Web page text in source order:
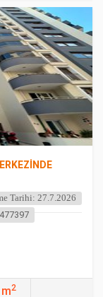
Tarihi: 27.7.2026
2